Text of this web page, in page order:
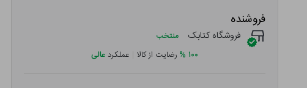
فروشنده
فروشگاه کتابک منتخب
۱۰۰ % رضایت از کالا | عملکرد عالی